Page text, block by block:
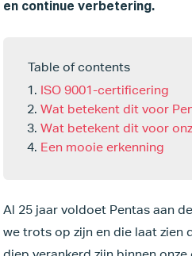
en continue verbetering.
Table of contents
ISO 9001-certificering
Wat betekent dit voor
Wat betekent dit voor
Een mooie erkenning
Al 25 jaar voldoet Pentas aan
we trots op zijn en die laat